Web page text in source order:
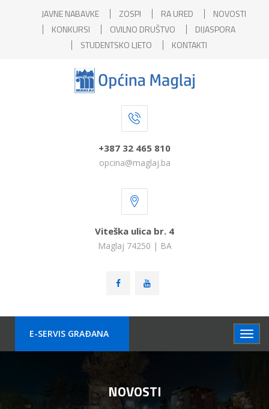
JAVNE NABAVKE ZOSPI RA URED
NOVOSTI
KONKURSI
CIVILNO DRUŠTVO
DIJASPORA
STUDENTSKO LJETO
KONTAKTI
+387 32 465 810
opcina@maglaj.ba
Viteška ulica br. 4
Maglaj 74250 | BA
E-SERVIS GRAÐANA
NOVOSTI